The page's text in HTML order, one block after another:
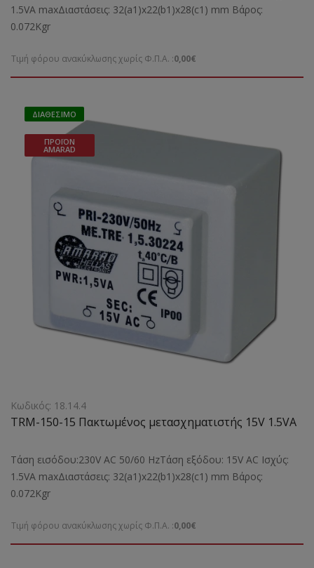
1.5VA maxΔιαστάσεις: 32(a1)x22(b1)x28(c1) mm Bάρος:
0.072Kgr
Τιμή φόρου ανακύκλωσης χωρίς Φ.Π.Α. :0,00€
ΔΙΑΘΈΣΙΜΟ
ΠΡΟΪΌΝ
AMARAD
Κωδικός: 18.14.4
TRM-150-15 Πακτωμένος μετασχηματιστής 15V 1.5VA
Τάση εισόδου:230V AC 50/60 HzΤάση εξόδου: 15V AC Ισχύς:
1.5VA maxΔιαστάσεις: 32(a1)x22(b1)x28(c1) mm Bάρος:
0.072Kgr
Τιμή φόρου ανακύκλωσης χωρίς Φ.Π.Α. :0,00€